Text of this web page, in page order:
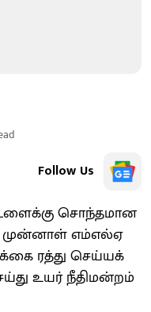
Follow Us
சொந்தமான
முன்னாள் எம்எல்ஏ
ரத்து செய்யக்
உயர் நீதிமன்றம்